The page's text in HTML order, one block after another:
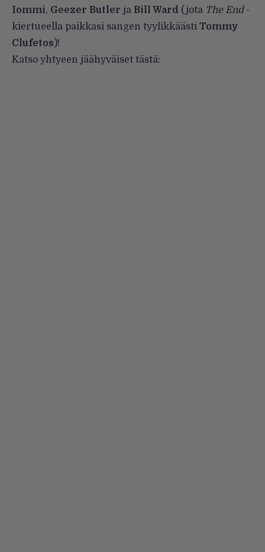
Iommi, Geezer Butler ja Bill Ward (jota The End-
kiertueella paikkasi sangen tyylikkäästi Tommy
Clufetos)!
Katso yhtyeen jäähyväiset tästä: